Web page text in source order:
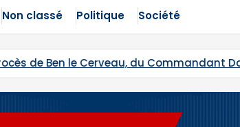
Non classé Politique Société
Daouda Konaté et de Ras Bath